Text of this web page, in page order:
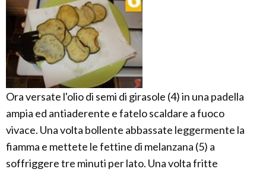
Ora versate l'olio di semi di girasole (4) in una padella
ampia ed antiaderente e fatelo scaldare a fuoco
vivace. Una volta bollente abbassate leggermente la
fiamma e mettete le fettine di melanzana (5) a
soffriggere tre minuti per lato. Una volta fritte